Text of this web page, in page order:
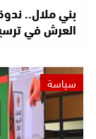
بني ملال..
العرش في
سياسة